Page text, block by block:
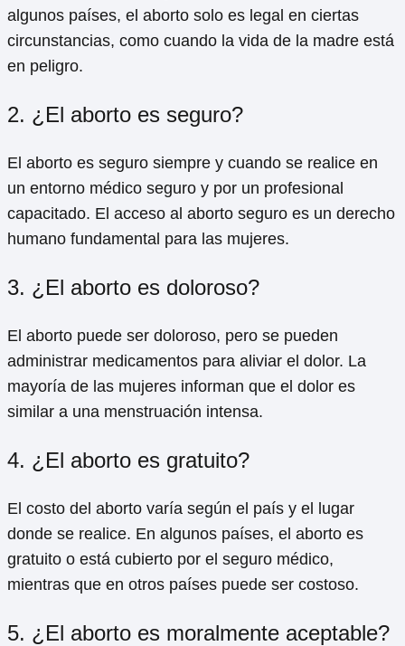
algunos países, el aborto solo es legal en ciertas
circunstancias, como cuando la vida de la madre está
en peligro.
2. ¿El aborto es seguro?
El aborto es seguro siempre y cuando se realice en
un entorno médico seguro y por un profesional
capacitado. El acceso al aborto seguro es un derecho
humano fundamental para las mujeres.
3. ¿El aborto es doloroso?
El aborto puede ser doloroso, pero se pueden
administrar medicamentos para aliviar el dolor. La
mayoría de las mujeres informan que el dolor es
similar a una menstruación intensa.
4. ¿El aborto es gratuito?
El costo del aborto varía según el país y el lugar
donde se realice. En algunos países, el aborto es
gratuito o está cubierto por el seguro médico,
mientras que en otros países puede ser costoso.
5. ¿El aborto es moralmente aceptable?